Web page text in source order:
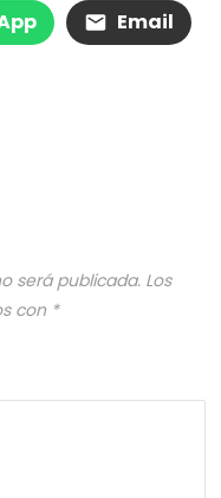
Email
será publicada. Los
con *